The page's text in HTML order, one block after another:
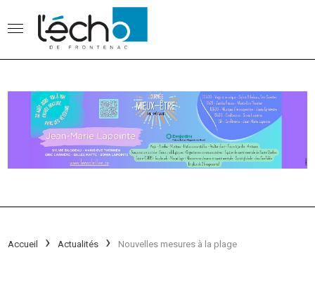
Accueil Actualités Nouvelles mesures à la plage